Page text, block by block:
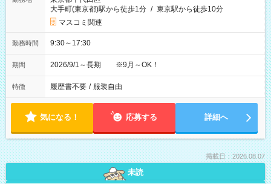
大手町(東京都)駅から徒歩1分 / 東京駅から徒歩10分
マスコミ関連
勤務時間 9:30～17:30
期間 2026/9/1～長期 ※9月～OK！
特徴 履歴書不要 / 服装自由
気になる！ 応募する 詳細へ
掲載日：2026.08.07
未読